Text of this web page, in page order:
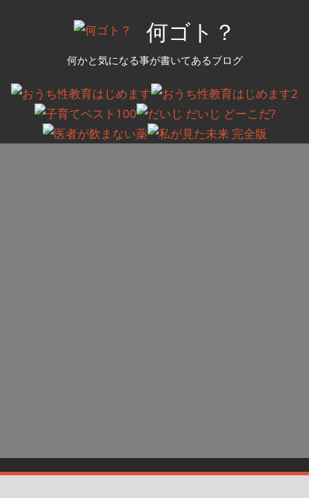
ツ
何ゴト？
何かと気になる事が書いてあるブログ